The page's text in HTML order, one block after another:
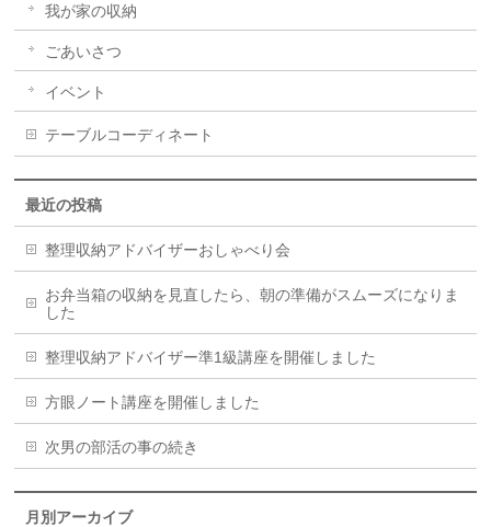
我が家の収納
ごあいさつ
イベント
テーブルコーディネート
最近の投稿
整理収納アドバイザーおしゃべり会
お弁当箱の収納を見直したら、朝の準備がスムーズになりま
した
整理収納アドバイザー準1級講座を開催しました
方眼ノート講座を開催しました
次男の部活の事の続き
月別アーカイブ